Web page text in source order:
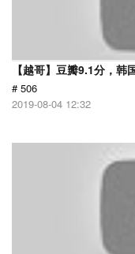
【越哥】豆瓣9.1分，韩
# 506
2019-08-04 12:32